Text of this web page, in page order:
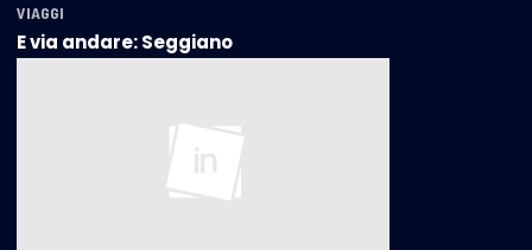
VIAGGI
E via andare: Seggiano